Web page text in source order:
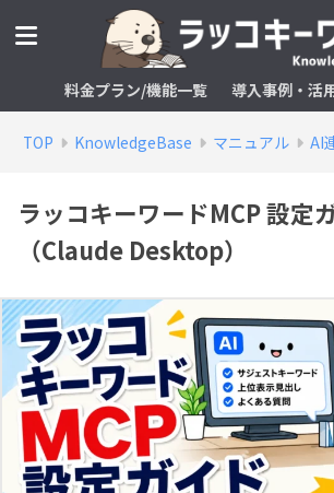
料金プラン/機能一覧 導入事例・活
TOP KnowledgeBase マニュアル AI
ラッコキーワードMCP 設定
（Claude Desktop）